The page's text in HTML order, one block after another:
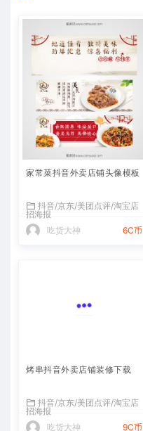
家常菜抖音外卖店铺头像模板
抖音/京东/美团点评/淘宝店
招海报
吃货大神
6C币
烤串抖音外卖店铺装修下载
抖音/京东/美团点评/淘宝店
招海报
吃货大神
9C币